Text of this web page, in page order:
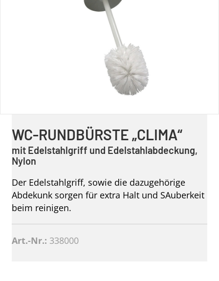
WC-RUNDBÜRSTE „CLIMA“
mit Edelstahlgriff und Edelstahlabdeckung,
Nylon
Der Edelstahlgriff, sowie die dazugehörige
Abdekunk sorgen für extra Halt und SAuberkeit
beim reinigen.
Art.-Nr.: 338000